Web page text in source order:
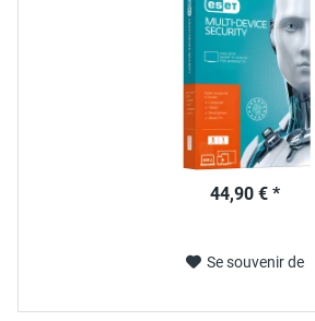
44,90 € *
Se souvenir de